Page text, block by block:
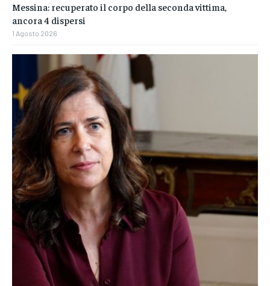
Messina: recuperato il corpo della seconda vittima,
ancora 4 dispersi
1 Agosto 2026